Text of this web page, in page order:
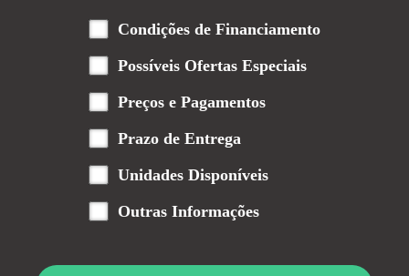
Condições de Financiamento
Possíveis Ofertas Especiais
Preços e Pagamentos
Prazo de Entrega
Unidades Disponíveis
Outras Informações